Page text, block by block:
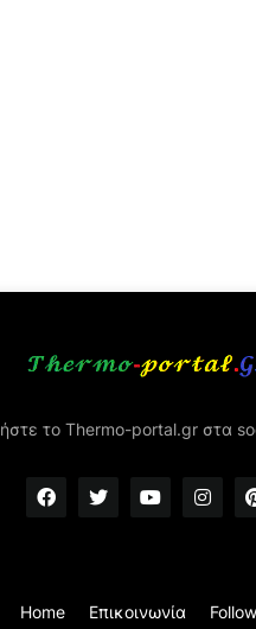
το Thermo-portal.gr στα
Home Επικοινωνία